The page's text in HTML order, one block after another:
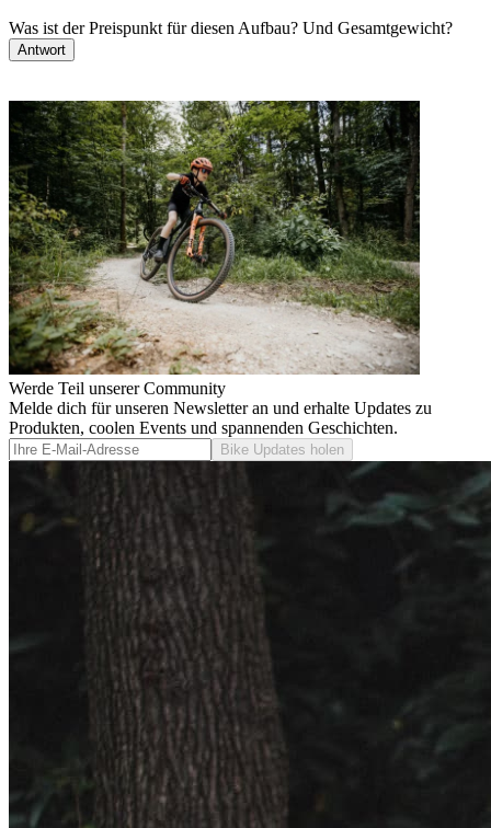
Was ist der Preispunkt für diesen Aufbau? Und Gesamtgewicht?
Antwort
Werde Teil unserer Community
Melde dich für unseren Newsletter an und erhalte Updates zu
Produkten, coolen Events und spannenden Geschichten.
Bike Updates holen